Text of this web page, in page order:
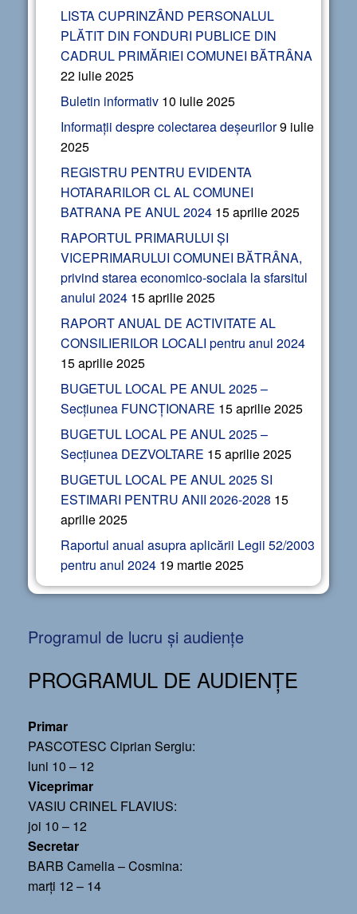
LISTA CUPRINZÂND PERSONALUL
PLĂTIT DIN FONDURI PUBLICE DIN
CADRUL PRIMĂRIEI COMUNEI BĂTRÂNA
22 iulie 2025
Buletin informativ 10 iulie 2025
Informații despre colectarea deșeurilor9 iulie
2025
REGISTRU PENTRU EVIDENTA
HOTARARILOR CL AL COMUNEI
BATRANA PE ANUL 2024 15 aprilie 2025
RAPORTUL PRIMARULUI ȘI
VICEPRIMARULUI COMUNEI BĂTRÂNA,
privind starea economico-sociala la sfarsitul
anului 2024 15 aprilie 2025
RAPORT ANUAL DE ACTIVITATE AL
CONSILIERILOR LOCALI pentru anul 2024
15 aprilie 2025
BUGETUL LOCAL PE ANUL 2025 –
Secțiunea FUNCȚIONARE 15 aprilie 2025
BUGETUL LOCAL PE ANUL 2025 –
Secțiunea DEZVOLTARE 15 aprilie 2025
BUGETUL LOCAL PE ANUL 2025 SI
ESTIMARI PENTRU ANII 2026-2028 15
aprilie 2025
Raportul anual asupra aplicării Legii 52/2003
pentru anul 2024 19 martie 2025
Programul de lucru și audiențe
PROGRAMUL DE AUDIENȚE
Primar
PASCOTESC Ciprian Sergiu:
luni 10 – 12
Viceprimar
VASIU CRINEL FLAVIUS:
joi 10 – 12
Secretar
BARB Camelia – Cosmina:
marți 12 – 14